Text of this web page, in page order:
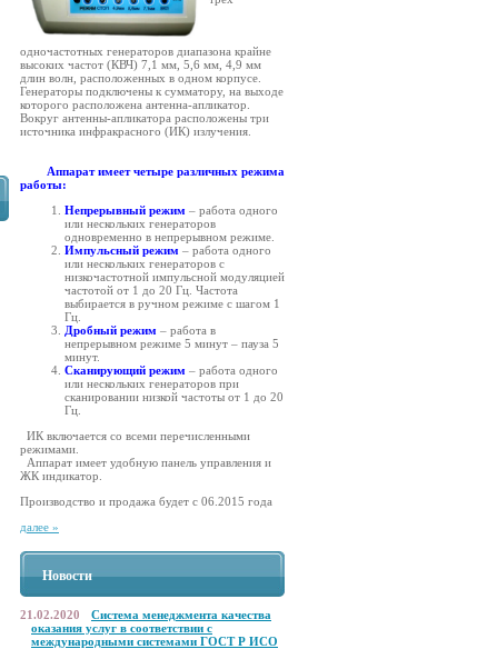
одночастотных генераторов диапазона крайне
высоких частот (КВЧ) 7,1 мм, 5,6 мм, 4,9 мм
длин волн, расположенных в одном корпусе.
Генераторы подключены к сумматору, на выходе
которого расположена антенна-апликатор.
Вокруг антенны-апликатора расположены три
источника инфракрасного (ИК) излучения.
Аппарат имеетчетыре различных режима
работы:
Непрерывный режим – работа одного
или нескольких генераторов
одновременно в непрерывном режиме.
Импульсный режим – работа одного
или нескольких генераторов с
низкочастотной импульсной модуляцией
частотой от 1 до 20 Гц. Частота
выбирается в ручном режиме с шагом 1
Гц.
Дробный режим – работа в
непрерывном режиме 5 минут – пауза 5
минут.
Сканирующий режим – работа одного
или нескольких генераторов при
сканировании низкой частоты от 1 до 20
Гц.
ИК включается со всеми перечисленными
режимами.
Аппарат имеет удобную панель управления и
ЖК индикатор.
Производство и продажа будет с 06.2015 года
далее »
Новости
21.02.2020
Система менеджмента качества
оказания услуг в соответствии с
международными системами ГОСТ Р ИСО